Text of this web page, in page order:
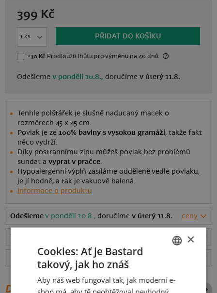
399 Kč
PŘIDAT DO KOŠÍKU
+30 Kč Prodloužit lhůtupro výměnu na 40 dnů
Odešlemev pondělí 10.8., doručímev úterý 11.8.
Tenhle polštářek je slušně naducaný macek o
rozměrech 45 x 45 cm.
Povlak je ze 100% bavlny s vysokou gramáží, takže fakt
něco vydrží.
Díky postrannímu zipu můžeš povlak bez problémů
sundat avyprat v pračce.
Hypoalergenní výplň zasíláme odděleně vedle povlaku,
je jí hodně, a tak je vakuově balená.
Informace o produktu
Odešlemev pondělí 10.8., doručímev úterý 11.8. ceny
rozměry
Hodnocení: 4.94 ( 143recenzí)
DALŠÍ POTISKY ZE STEJNÉ
SLOVAK
×
Cookies: Ať je Bastard
takový, jak ho znáš
Aby náš web fungoval tak, jak moderní e-